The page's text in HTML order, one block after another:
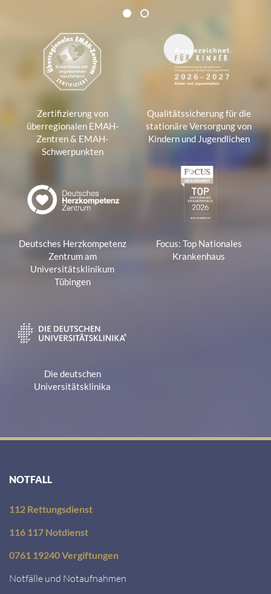
Zertifikate und Verbände
1 2
Zertifizierung von
überregionalen EMAH-
Zentren & EMAH-
Schwerpunkten
Qualitätssicherung für die
stationäre Versorgung von
Kindern und Jugendlichen
Deutsches Herzkompetenz
Zentrum am
Universitätsklinikum
Tübingen
Focus: Top Nationales
Krankenhaus
Die deutschen
Universitätsklinika
NOTFALL
112 Rettungsdienst
116 117 Notdienst
0761 19240 Vergiftungen
Notfälle und Notaufnahmen